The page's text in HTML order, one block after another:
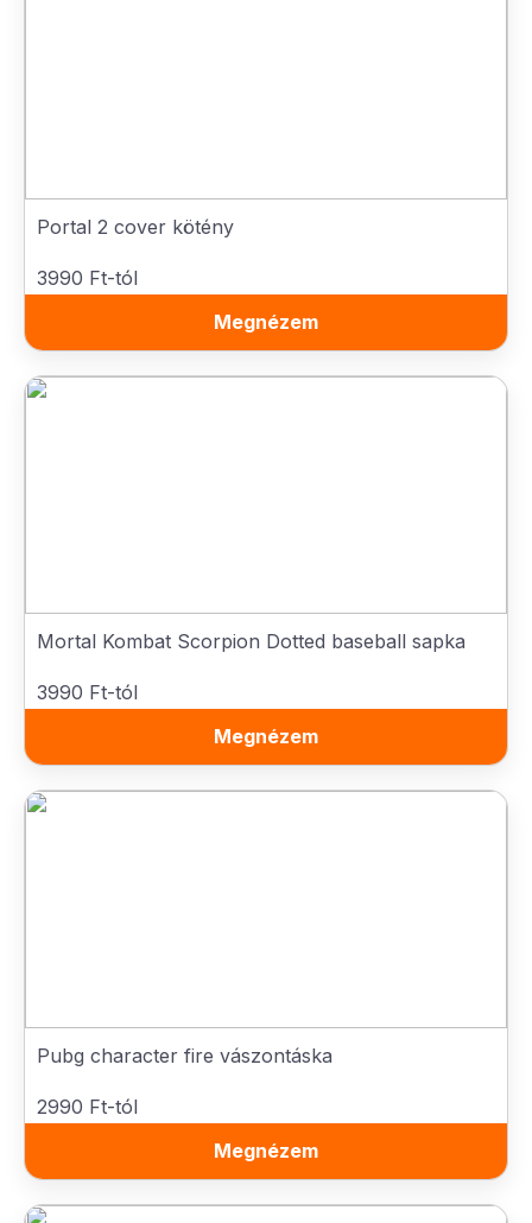
Portal 2 cover kötény
3990 Ft-tól
Megnézem
Mortal Kombat Scorpion Dotted baseball sapka
3990 Ft-tól
Megnézem
Pubg character fire vászontáska
2990 Ft-tól
Megnézem